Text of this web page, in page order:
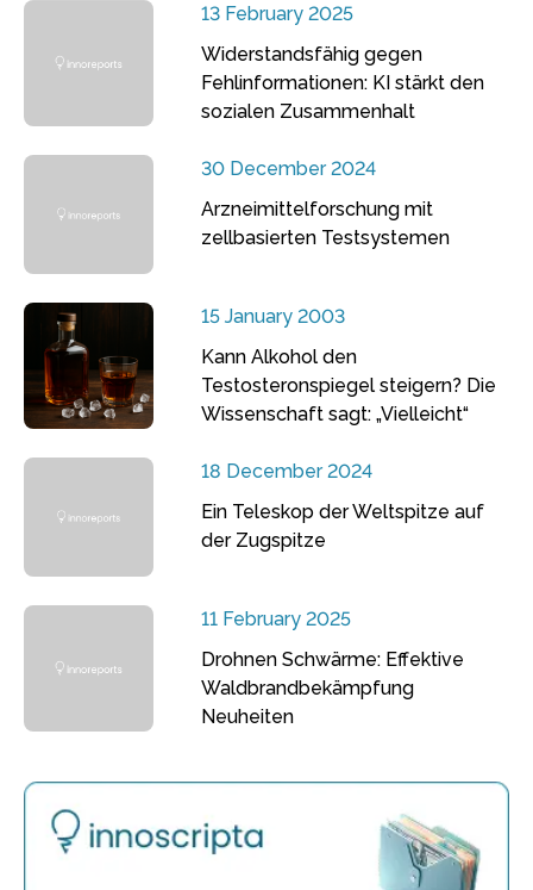
13 February 2025
Widerstandsfähig gegen
Fehlinformationen: KI stärkt den
sozialen Zusammenhalt
30 December 2024
Arzneimittelforschung mit
zellbasierten Testsystemen
15 January 2003
Kann Alkohol den
Testosteronspiegel steigern? Die
Wissenschaft sagt: „Vielleicht“
18 December 2024
Ein Teleskop der Weltspitze auf
der Zugspitze
11 February 2025
Drohnen Schwärme: Effektive
Waldbrandbekämpfung
Neuheiten